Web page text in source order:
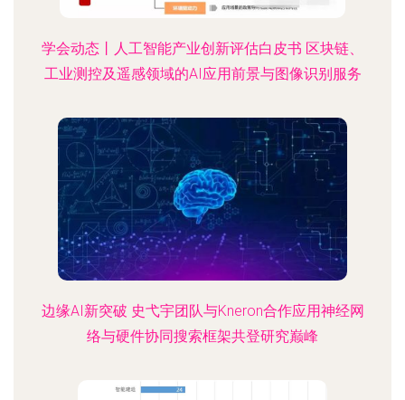
学会动态丨人工智能产业创新评估白皮书 区块链、
工业测控及遥感领域的AI应用前景与图像识别服务
边缘AI新突破 史弋宇团队与Kneron合作应用神经网
络与硬件协同搜索框架共登研究巅峰